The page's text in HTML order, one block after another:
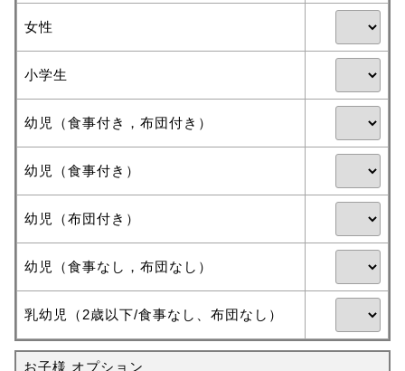
女性
小学生
幼児（食事付き，布団付き）
幼児（食事付き）
幼児（布団付き）
幼児（食事なし，布団なし）
乳幼児（2歳以下/食事なし、布団なし）
お子様 オプション